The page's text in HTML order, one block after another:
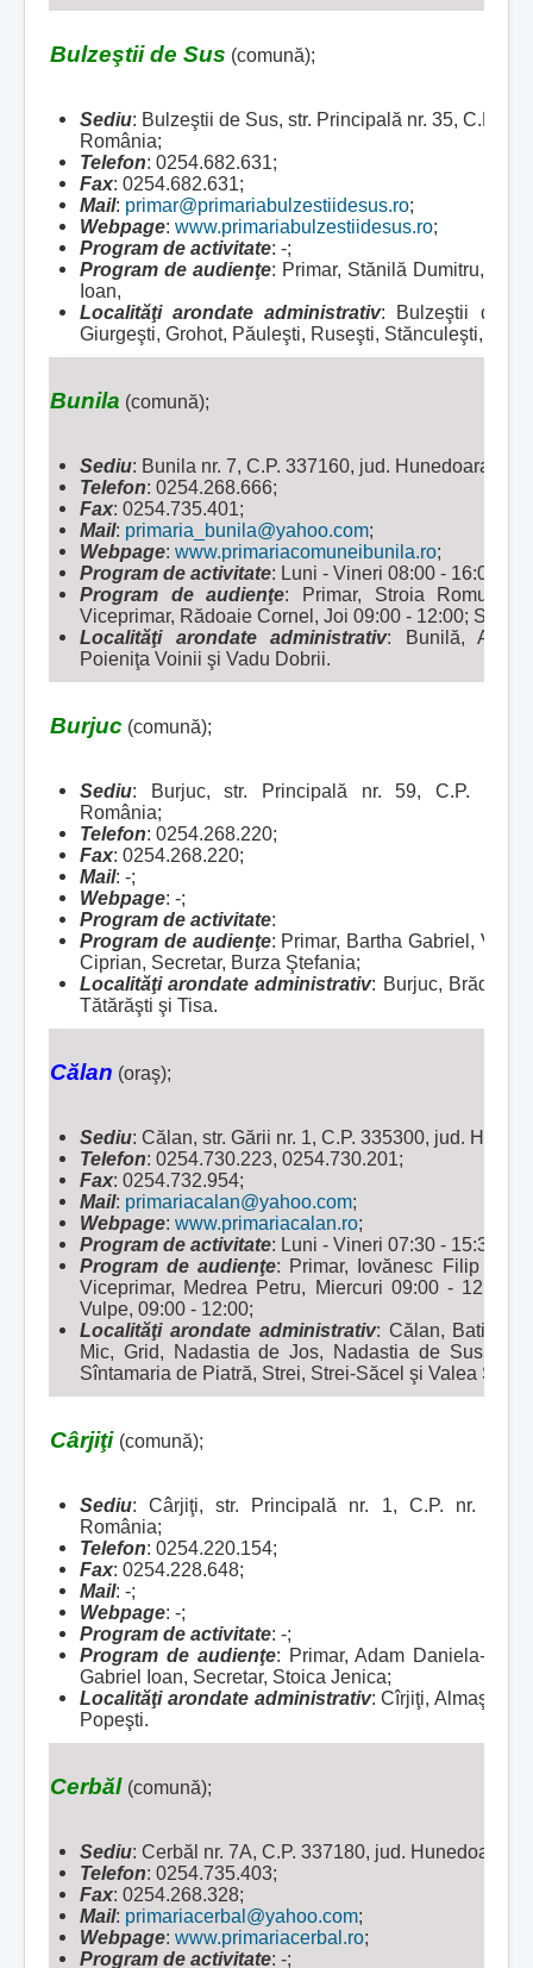
Bulzeştii de Sus (comună);
Sediu: Bulzeştii de Sus, str. Principală nr. 35, C.P.
România;
Telefon: 0254.682.631;
Fax: 0254.682.631;
Mail: primar@primariabulzestiidesus.ro;
Webpage: www.primariabulzestiidesus.ro;
Program de activitate: -;
Program de audienţe: Primar, Stănilă Dumitru,
Ioan,
Localităţi arondate administrativ: Bulzeştii de
Giurgeşti, Grohot, Păuleşti, Ruseşti, Stănculeşti,
Bunila (comună);
Sediu: Bunila nr. 7, C.P. 337160, jud. Hunedoara,
Telefon: 0254.268.666;
Fax: 0254.735.401;
Mail: primaria_bunila@yahoo.com;
Webpage: www.primariacomuneibunila.ro;
Program de activitate: Luni - Vineri 08:00 - 16:00;
Program de audienţe: Primar, Stroia
Viceprimar, Rădoaie Cornel, Joi 09:00 - 12:00;
Localităţi arondate administrativ:
Bunilă, Alun,
Poieniţa Voinii şi Vadu Dobrii.
Burjuc (comună);
Sediu: Burjuc, str. Principală nr. 59, C.P.
România;
Telefon: 0254.268.220;
Fax: 0254.268.220;
Mail: -;
Webpage: -;
Program de activitate:
Program de audienţe: Primar, Bartha Gabriel,
Ciprian, Secretar, Burza Ştefania;
Localităţi arondate administrativ: Burjuc, Brădăţel,
Tătărăşti şi Tisa.
Călan (oraş);
Sediu: Călan, str. Gării nr. 1, C.P. 335300, jud.
Telefon: 0254.730.223, 0254.730.201;
Fax: 0254.732.954;
Mail: primariacalan@yahoo.com;
Webpage: www.primariacalan.ro;
Program de activitate: Luni - Vineri 07:30 - 15:30;
Program de audienţe: Primar, Iovănesc Filip
Viceprimar, Medrea Petru, Miercuri 09:00 - 12:00,
Vulpe, 09:00 - 12:00;
Localităţi arondate administrativ: Călan, Batiz,
Mic, Grid, Nadastia de Jos, Nadastia de Sus,
Sîntamaria de Piatră, Strei, Strei-Săcel şi Valea
Cârjiţi (comună);
Sediu: Cârjiţi, str. Principală nr. 1, C.P. nr.
România;
Telefon: 0254.220.154;
Fax: 0254.228.648;
Mail: -;
Webpage: -;
Program de activitate: -;
Program de audienţe: Primar, Adam Daniela-
Gabriel Ioan, Secretar, Stoica Jenica;
Localităţi arondate administrativ:Cîrjiţi, Almaşu
Popeşti.
Cerbăl (comună);
Sediu: Cerbăl nr. 7A, C.P. 337180, jud. Hunedoara,
Telefon: 0254.735.403;
Fax: 0254.268.328;
Mail: primariacerbal@yahoo.com;
Webpage: www.primariacerbal.ro;
Program de activitate: -;